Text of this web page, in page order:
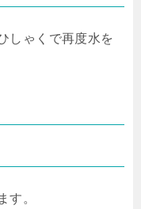
しゃくで再度水を
す。